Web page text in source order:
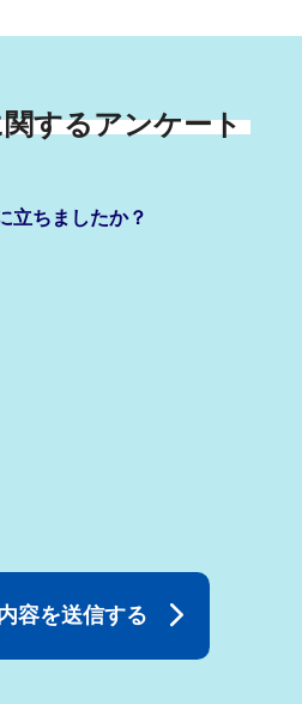
するアンケート
立ちましたか？